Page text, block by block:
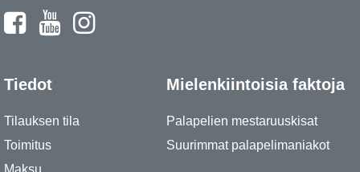
Tiedot
Tilauksen tila
Toimitus
Maksu
Mielenkiintoisia faktoja
Palapelien mestaruuskisat
Suurimmat palapelimaniakot